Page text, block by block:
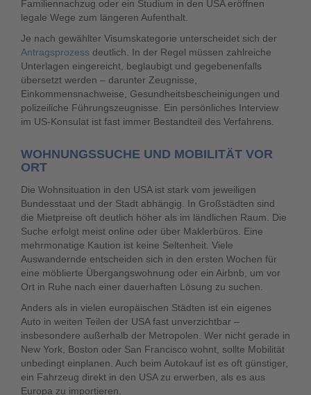
Familiennachzug oder ein Studium in den USA eröffnen
legale Wege zum längeren Aufenthalt.
Je nach gewählter Visumskategorie unterscheidet sich der
Antragsprozess deutlich. In der Regel müssen zahlreiche
Unterlagen eingereicht, beglaubigt und gegebenenfalls
übersetzt werden – darunter Zeugnisse,
Einkommensnachweise, Gesundheitsbescheinigungen und
polizeiliche Führungszeugnisse. Ein persönliches Interview
im US-Konsulat ist fast immer Bestandteil des Verfahrens.
WOHNUNGSSUCHE UND MOBILITÄT VOR
ORT
Die Wohnsituation in den USA ist stark vom jeweiligen
Bundesstaat und der Stadt abhängig. In Großstädten sind
die Mietpreise oft deutlich höher als im ländlichen Raum. Die
Suche erfolgt meist online oder über Maklerbüros. Eine
mehrmonatige Kaution ist keine Seltenheit. Viele
Auswandernde entscheiden sich in den ersten Wochen für
eine möblierte Übergangswohnung oder ein Airbnb, um vor
Ort in Ruhe nach einer dauerhaften Lösung zu suchen.
Anders als in vielen europäischen Städten ist ein eigenes
Auto in weiten Teilen der USA fast unverzichtbar –
insbesondere außerhalb der Metropolen. Wer nicht gerade in
New York, Boston oder San Francisco wohnt, sollte Mobilität
unbedingt einplanen. Auch beim Autokauf ist es oft günstiger,
ein Fahrzeug direkt in den USA zu erwerben, als es aus
Europa zu importieren.